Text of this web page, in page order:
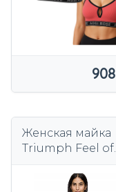
908
Женская майка
Triumph Feel of